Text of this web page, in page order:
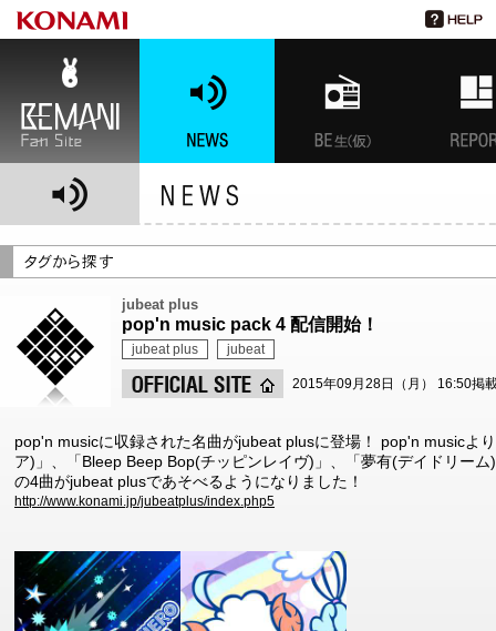
jubeat plus
pop'n music pack 4 配信開始！
jubeat plus jubeat
2015年09月28日（月） 16:50掲
pop'n musicに収録された名曲がjubeat plusに登場！ pop'n musicよ
ア)」、「Bleep Beep Bop(チッピンレイヴ)」、「夢有(デイドリー
の4曲がjubeat plusであそべるようになりました！
http://www.konami.jp/jubeatplus/index.php5